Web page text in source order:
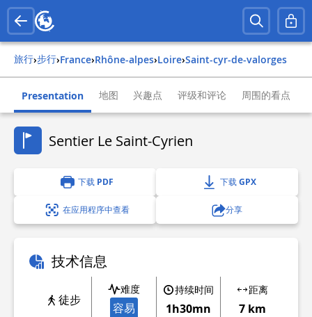
旅行› 步行› france› rhône-alpes› loire› saint-cyr-de-valorges
Presentation 地图 兴趣点 评级和评论 周围的看点
Sentier Le Saint-Cyrien
下载 PDF 下载 GPX
在应用程序中查看 分享
技术信息
徒步
难度
容易
持续时间
1h30mn
距离
7 km